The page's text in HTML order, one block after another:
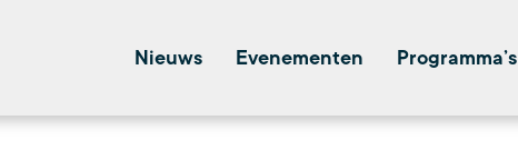
Nieuws Evenementen Programma’s